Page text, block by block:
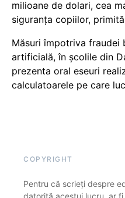
milioane de dolari, cea
siguranța copiilor,
Măsuri împotriva fraudei
artificială, în școlile din
prezenta oral eseuri
calculatoarele pe care
COPYRIGHT
Pentru că scrieți despre
datorită acestui lucru, ar